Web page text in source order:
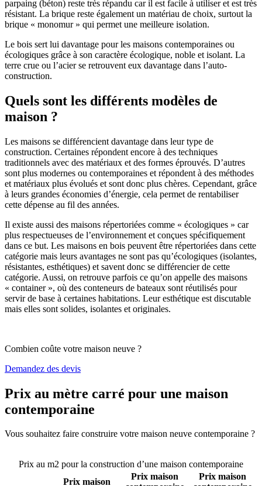
parpaing (béton) reste très répandu car il est facile à utiliser et est très
résistant. La brique reste également un matériau de choix, surtout la
brique « monomur » qui permet une meilleure isolation.
Le bois sert lui davantage pour les maisons contemporaines ou
écologiques grâce à son caractère écologique, noble et isolant. La
terre crue ou l’acier se retrouvent eux davantage dans l’auto-
construction.
Quels sont les différents modèles de
maison ?
Les maisons se différencient davantage dans leur type de
construction. Certaines répondent encore à des techniques
traditionnels avec des matériaux et des formes éprouvés. D’autres
sont plus modernes ou contemporaines et répondent à des méthodes
et matériaux plus évolués et sont donc plus chères. Cependant, grâce
à leurs grandes économies d’énergie, cela permet de rentabiliser
cette dépense au fil des années.
Il existe aussi des maisons répertoriées comme « écologiques » car
plus respectueuses de l’environnement et conçues spécifiquement
dans ce but. Les maisons en bois peuvent être répertoriées dans cette
catégorie mais leurs avantages ne sont pas qu’écologiques (isolantes,
résistantes, esthétiques) et savent donc se différencier de cette
catégorie. Aussi, on retrouve parfois ce qu’on appelle des maisons
« container », où des conteneurs de bateaux sont réutilisés pour
servir de base à certaines habitations. Leur esthétique est discutable
mais elles sont solides, isolantes et originales.
Combien coûte votre maison neuve ?
Demandez des devis
Prix au mètre carré pour une maison
contemporaine
Vous souhaitez faire construire votre maison neuve contemporaine ?
Prix au m2 pour la construction d’une maison contemporaine
Prix maison
Prix maison
Prix maison